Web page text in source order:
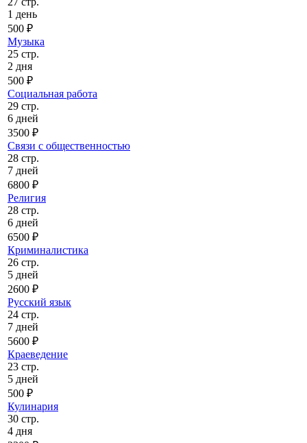
1 день
500 ₽
Музыка
25 стр.
2 дня
500 ₽
Социальная работа
29 стр.
6 дней
3500 ₽
Связи с общественностью
28 стр.
7 дней
6800 ₽
Религия
28 стр.
6 дней
6500 ₽
Криминалистика
26 стр.
5 дней
2600 ₽
Русский язык
24 стр.
7 дней
5600 ₽
Краеведение
23 стр.
5 дней
500 ₽
Кулинария
30 стр.
4 дня